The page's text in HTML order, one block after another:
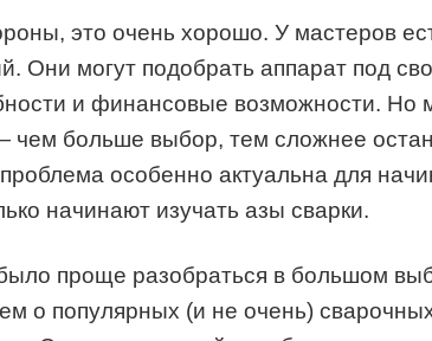
это очень хорошо. У мастеров
Они могут подобрать аппарат под
и финансовые возможности. Но
больше выбор, тем сложнее
особенно актуальна для
начинают изучать азы сварки.
проще разобраться в большом
о популярных (и не очень)